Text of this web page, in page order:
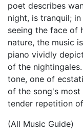
poet describes
night, is tranquil;
seeing the face of
nature, the music
piano vividly
of the
tone, one of
of the song's
tender repetition
(All Music Guide)